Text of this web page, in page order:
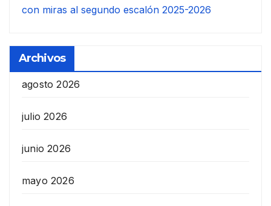
con miras al segundo escalón 2025-2026
Archivos
agosto 2026
julio 2026
junio 2026
mayo 2026